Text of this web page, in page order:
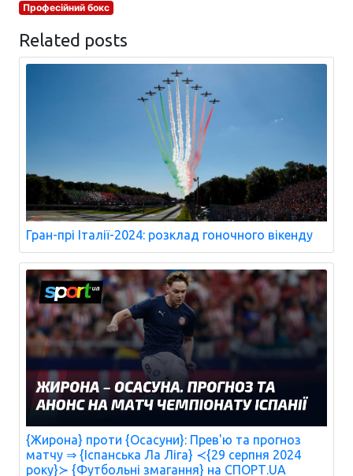
Професійний бокс
Related posts
Гран-прі Італії-2024: розклад гоночного вікенду
{Жирона} проти {Осасуни}: Прев'ю та прогноз
матчу ⇒ {Іспанська Ла Ліга} ≺{29 серпня 2024
року}≻ {Футбольні змагання} на СПОРТ.UA